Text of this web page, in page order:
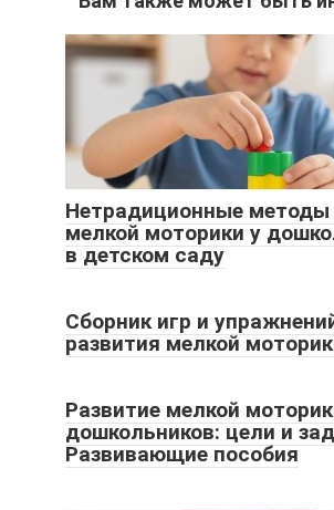
Нетрадиционные методы
мелкой моторики у
в детском саду
Сборник игр и
развития мелкой
Развитие мелкой
дошкольников: цели и
Развивающие пособия